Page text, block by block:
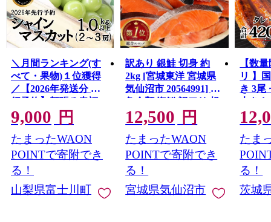
＼月間ランキング(す
べて・果物)１位獲得
／【2026年発送分 先
行予約】頬張る幸福
感 〜緑の宝石・ シ
ャインマスカット 〜
１ｋｇ以上（２〜３
房） フルーツ 山梨県
産 果物 くだもの シャ
イン マスカット ぶど
う ブドウ 葡萄 大粒 種
9,000 円
たまったWAON
POINTで寄附でき
る！
山梨県富士川町
訳あり 銀鮭 切身 約
2kg [宮城東洋 宮城県
気仙沼市 20564991] 鮭
魚介類 海鮮 訳アリ 規
格外 不揃い さけ サケ
鮭切身 シャケ 切り身
冷凍 家庭用 おかず 弁
当 支援 サーモン 銀鮭
切り身 魚 わけあり
12,500 円
たまったWAON
POINTで寄附でき
る！
宮城県気仙沼市
【数
リ 】
き 3尾
大き
レ・
鰻 ふ
な重
茨城
と納
たま
る！
茨城